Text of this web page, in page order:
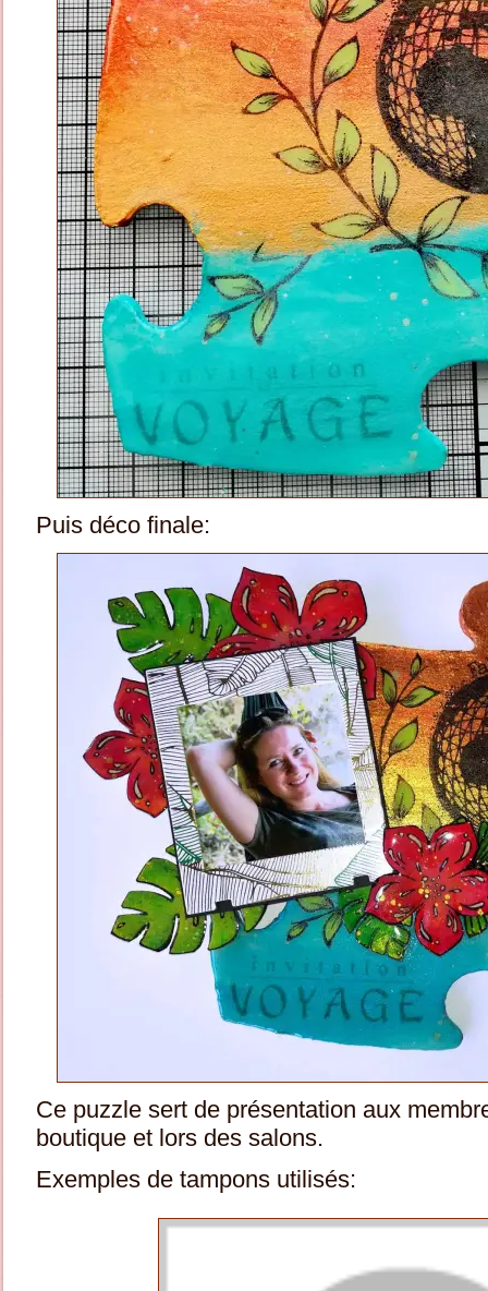
Puis déco finale:
Ce puzzle sert de présentation aux
boutique et lors des salons.
Exemples de tampons utilisés: